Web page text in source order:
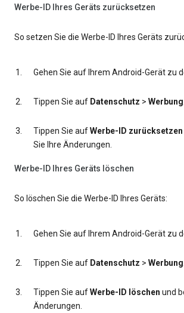
Werbe-ID Ihres Geräts zurücksetzen
So setzen Sie die Werbe-ID Ihres Geräts
Gehen Sie auf Ihrem Android-Gerät zu
Tippen Sie auf Datenschutz > Werbung.
Tippen Sie aufWerbe-ID zurücksetzen
Sie Ihre Änderungen.
Werbe-ID Ihres Geräts löschen
So löschen Sie die Werbe-ID Ihres Geräts:
Gehen Sie auf Ihrem Android-Gerät zu
Tippen Sie auf Datenschutz > Werbung.
Tippen Sie aufWerbe-ID löschen und
Änderungen.